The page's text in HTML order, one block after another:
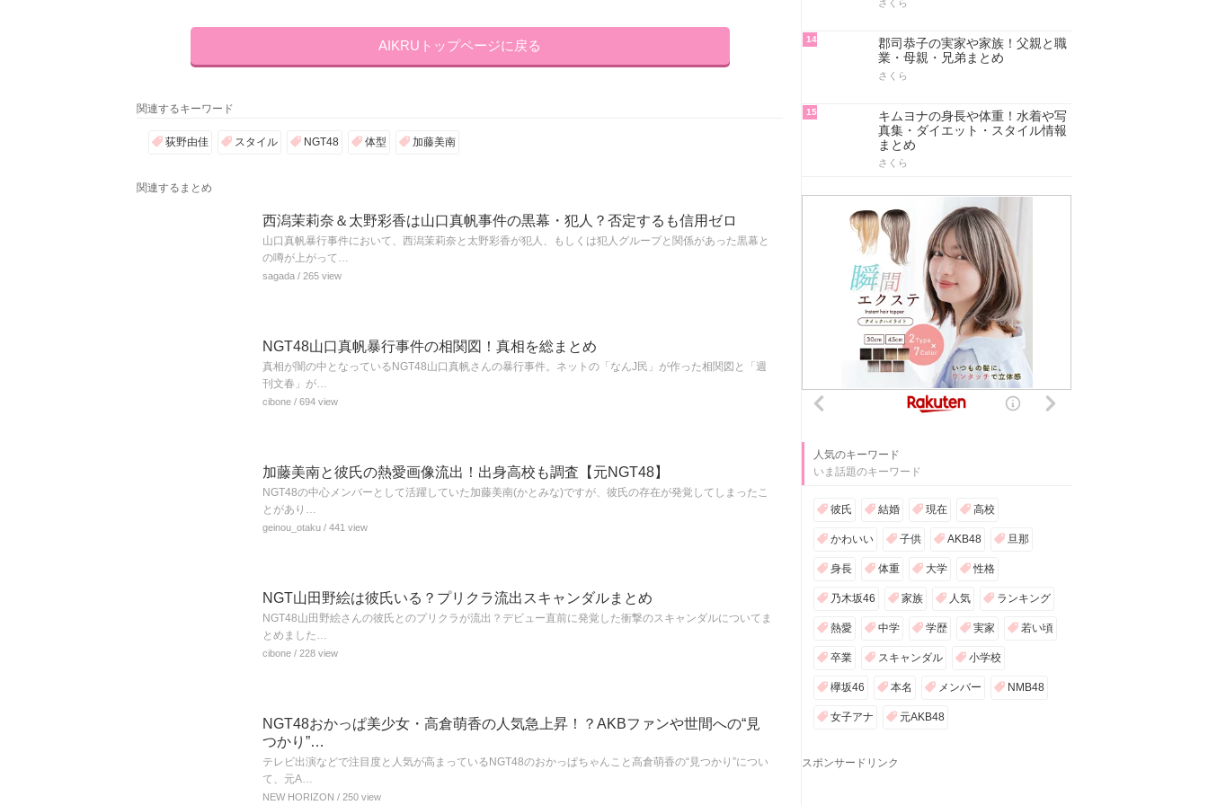
AIKRUトップページに戻る
関連するキーワード
荻野由佳 スタイル NGT48 体型 加藤美南
関連するまとめ
西潟茉莉奈＆太野彩香は山口真帆事件の黒幕・犯人？否定するも信用ゼロ
山口真帆暴行事件において、西潟茉莉奈と太野彩香が犯人、もしくは犯人グループと関係があった黒幕と
の噂が上がって…
sagada / 265 view
NGT48山口真帆暴行事件の相関図！真相を総まとめ
真相が闇の中となっているNGT48山口真帆さんの暴行事件。ネットの「なんJ民」が作った相関図と「週
刊文春」が…
cibone / 694 view
加藤美南と彼氏の熱愛画像流出！出身高校も調査【元NGT48】
NGT48の中心メンバーとして活躍していた加藤美南(かとみな)ですが、彼氏の存在が発覚してしまったこ
とがあり…
geinou_otaku / 441 view
NGT山田野絵は彼氏いる？プリクラ流出スキャンダルまとめ
NGT48山田野絵さんの彼氏とのプリクラが流出？デビュー直前に発覚した衝撃のスキャンダルについてま
とめました…
cibone / 228 view
NGT48おかっぱ美少女・高倉萌香の人気急上昇！？AKBファンや世間への“見
つかり”…
テレビ出演などで注目度と人気が高まっているNGT48のおかっぱちゃんこと高倉萌香の“見つかり”につい
て、元A…
NEW HORIZON / 250 view
さくら
14
郡司恭子の実家や家族！父親と職
業・母親・兄弟まとめ
さくら
15
キムヨナの身長や体重！水着や写
真集・ダイエット・スタイル情報
まとめ
さくら
人気のキーワード
いま話題のキーワード
彼氏 結婚 現在 高校
かわいい 子供 AKB48 旦那
身長 体重 大学 性格
乃木坂46 家族 人気 ランキング
熱愛 中学 学歴 実家 若い頃
卒業 スキャンダル 小学校
欅坂46 本名 メンバー NMB48
女子アナ 元AKB48
スポンサードリンク